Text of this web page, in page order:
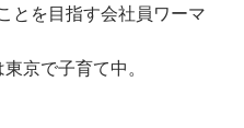
とを目指す会社員ワーマ
京で子育て中。